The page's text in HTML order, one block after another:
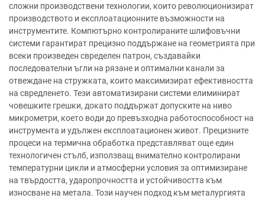
сложни производствени технологии, които революционизират
производството и експлоатационните възможности на
инструментите. Компютърно контролираните шлифовъчни
системи гарантират прецизно поддържане на геометрията при
всеки произведен свределен патрон, създавайки
последователни ъгли на рязане и оптимални канали за
отвеждане на стружката, които максимизират ефективността
на свредленето. Тези автоматизирани системи елиминират
човешките грешки, докато поддържат допуските на ниво
микрометри, което води до превъзходна работоспособност на
инструмента и удължен експлоатационен живот. Прецизните
процеси на термична обработка представляват още един
технологичен стълб, използващ внимателно контролирани
температурни цикли и атмосферни условия за оптимизиране
на твърдостта, ударопрочността и устойчивостта към
износване на метала. Този научен подход към металургията